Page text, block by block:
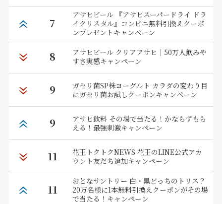
7
アサヒビール 『アサヒスーパードライ ドラ
イクリスタル』コンビニ無料引換えクーポ
ンプレゼントキャンペーン
8
アサヒビール クリアアサヒ｜50万人飲みや
すさ実感キャンペーン
9
ガセリ菌SP株ヨーグルト カラダの変わり目
にガセリ菌お試しクーポンキャンペーン
9
アサヒ飲料 その場で当たる！かならずもら
える！最強刺激キャンペーン
11
花王トクトクNEWS 花王のLINE公式アカ
ウント友だち追加キャンペーン
11
おとなサントリー 白・黒どっちのトリス？
20万名様に1本無料引換えクーポンがその場
で当たる！キャンペーン